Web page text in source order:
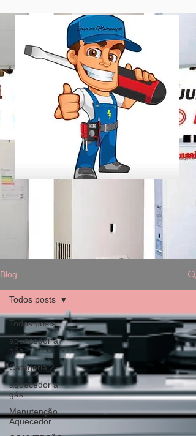
Blog
Todos posts
aquecedor a
gás
Categoria 2
aquecedor a
gás
Manutenção
Aquecedor
Todos posts